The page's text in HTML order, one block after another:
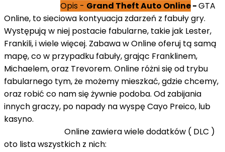
Opis - Grand Theft Auto Online-GTA
Online, to sieciowa kontyuacja zdarzeń z fabuły gry.
Występują w niej postacie fabularne, takie jak Lester,
Frankili, i wiele więcej. Zabawa w Online oferuj tą samą
mapę, co w przypadku fabuły, grając Franklinem,
Michaelem, oraz Trevorem. Online różni się od trybu
fabularnego tym, że możemy mieszkać, gdzie chcemy,
oraz robić co nam się żywnie podoba. Od zabijania
innych graczy, po napady na wyspę Cayo Preico, lub
kasyno.
Online zawiera wiele dodatków ( DLC )
oto lista wszystkich z nich: